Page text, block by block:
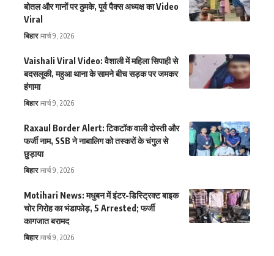
बोतल और गानों पर ठुमके, पूर्व पैक्स अध्यक्ष का Video
Viral
बिहार मार्च 9, 2026
Vaishali Viral Video: वैशाली में महिला सिपाही से
बदसलूकी, महुआ थाना के सामने बीच सड़क पर जमकर
हंगामा
बिहार मार्च 9, 2026
Raxaul Border Alert: टिकटॉक वाली दोस्ती और
फर्जी नाम, SSB ने नाबालिग को तस्करों के चंगुल से
छुड़ाया
बिहार मार्च 9, 2026
Motihari News: मधुबन में इंटर-डिस्ट्रिक्ट बाइक
चोर गिरोह का भंडाफोड़, 5 Arrested; फर्जी
कागजात बरामद
बिहार मार्च 9, 2026